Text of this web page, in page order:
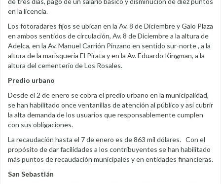
en la licencia.
Los fotoradares fijos se ubican en la Av. 8 de Diciembre y Galo Plaza
en ambos sentidos de circulación, Av. 8 de Diciembre a la altura de
Adelca, en la Av. Manuel Carrión Pinzano en sentido sur-norte , a la
altura de la marisquería El Pirata y en la Av. Eduardo Kingman, a la
altura del cementerio de Los Rosales.
Predio urbano
Desde el 2 de enero se cobra el predio urbano en la municipalidad,
se han habilitado once ventanillas de atención al público y así cubrir
la alta demanda de los usuarios que responsablemente cumplen
con sus obligaciones.
La recaudación hasta el 7 de enero es de 863 mil dólares. Con el
propósito de dar facilidades a los contribuyentes se han habilitado
más puntos de recaudación municipales y en entidades financieras.
San Sebastián